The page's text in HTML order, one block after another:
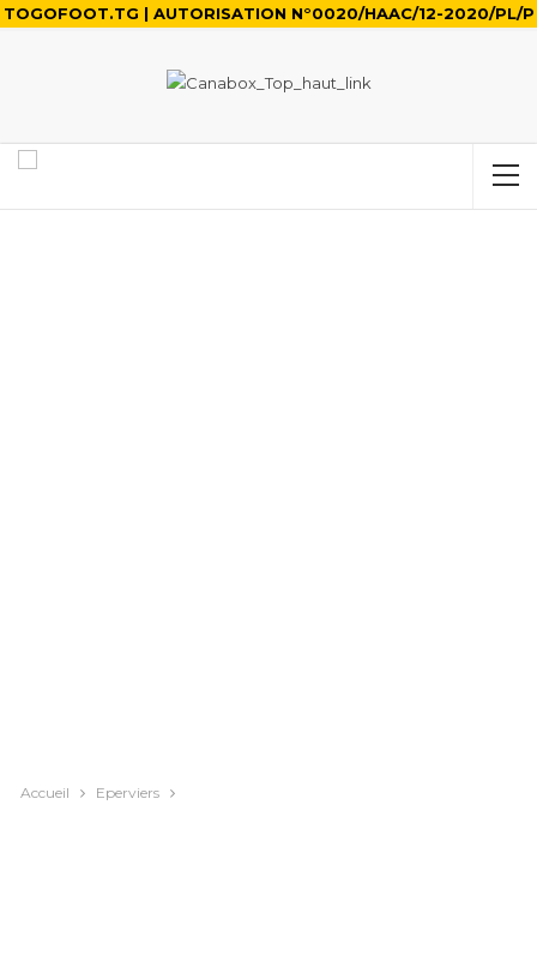
TOGOFOOT.TG | AUTORISATION N°0020/HAAC/12-2020/PL/P
Accueil Eperviers